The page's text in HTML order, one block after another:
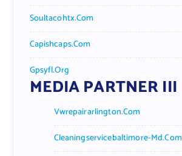
Soultacohtx.com
Capishcaps.com
Gpsyfl.org
MEDIA PARTNER III
Vwrepairarlington.com
Cleaningservicebaltimore-Md.com